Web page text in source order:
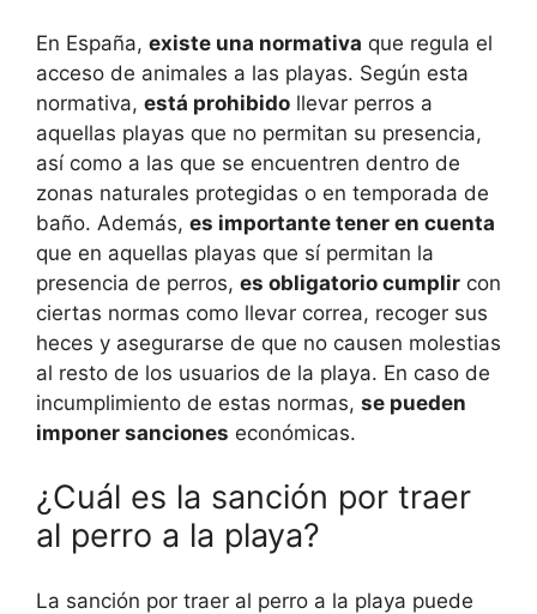
En España, existe una normativa que regula el
acceso de animales a las playas. Según esta
normativa, está prohibido llevar perros a
aquellas playas que no permitan su presencia,
así como a las que se encuentren dentro de
zonas naturales protegidas o en temporada de
baño. Además, es importante tener en cuenta
que en aquellas playas que sí permitan la
presencia de perros, es obligatorio cumplir con
ciertas normas como llevar correa, recoger sus
heces y asegurarse de que no causen molestias
al resto de los usuarios de la playa. En caso de
incumplimiento de estas normas, se pueden
imponer sanciones económicas.
¿Cuál es la sanción por traer
al perro a la playa?
La sanción por traer al perro a la playa puede